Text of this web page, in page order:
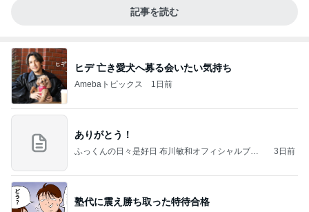
記事を読む
ヒデ 亡き愛犬へ募る会いたい気持ち
Amebaトピックス 1日前
ありがとう！
ふっくんの日々是好日 布川敏和オフィシャルブロ
3日前
塾代に震え勝ち取った特待合格